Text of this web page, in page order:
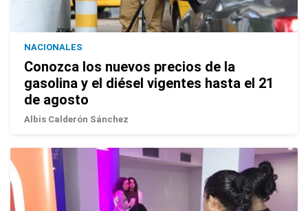
NACIONALES
Conozca los nuevos precios de la
gasolina y el diésel vigentes hasta el 21
de agosto
Albis Calderón Sánchez